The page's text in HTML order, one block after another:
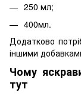
250 мл;
400мл.
Додатково
іншими
Чому
тут